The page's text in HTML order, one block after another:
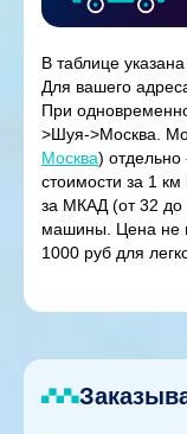
В таблице
Для вашего
При
>Шуя->Москва.
Москва) отдельно
стоимости за 1
за МКАД (от 32 до
машины. Цена не
1000 руб для